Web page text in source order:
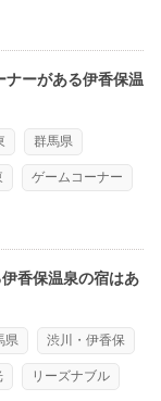
ナーがある伊香保温
群馬県
ゲームコーナー
香保温泉の宿はあ
県 渋川・伊香保
リーズナブル